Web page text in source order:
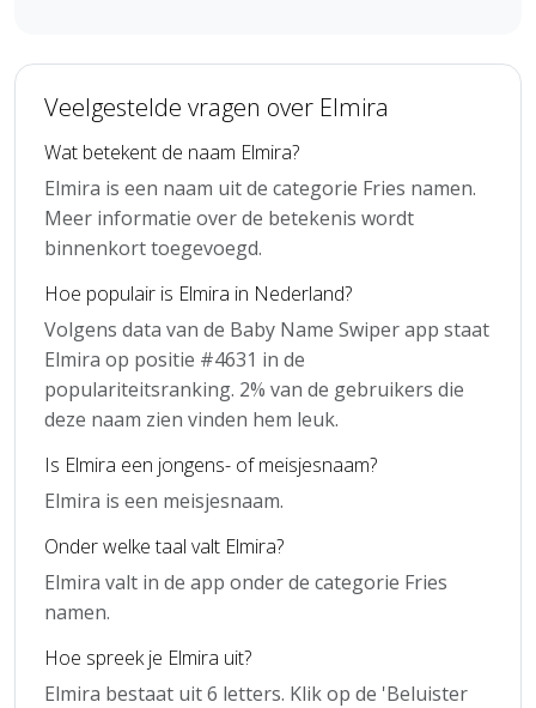
Veelgestelde vragen over Elmira
Wat betekent de naam Elmira?
Elmira is een naam uit de categorie Fries namen.
Meer informatie over de betekenis wordt
binnenkort toegevoegd.
Hoe populair is Elmira in Nederland?
Volgens data van de Baby Name Swiper app staat
Elmira op positie #4631 in de
populariteitsranking. 2% van de gebruikers die
deze naam zien vinden hem leuk.
Is Elmira een jongens- of meisjesnaam?
Elmira is een meisjesnaam.
Onder welke taal valt Elmira?
Elmira valt in de app onder de categorie Fries
namen.
Hoe spreek je Elmira uit?
Elmira bestaat uit 6 letters. Klik op de 'Beluister